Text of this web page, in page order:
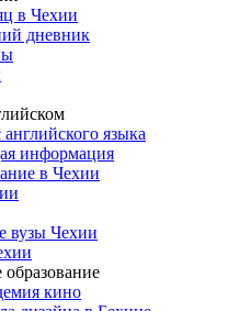
в Чехии
дневник
языка
информация
в Чехии
вузы Чехии
кино